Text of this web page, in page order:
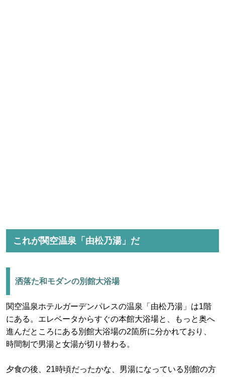
これが関空温泉「由松乃湯」だ
洒落た和モダンの別館大浴場
関空温泉ホテルガーデンパレスの温泉「由松乃湯」は1階
にある。エレベータからすぐの本館大浴場と、もっと奥へ
進んだところにある別館大浴場の2箇所に分かれており、
時間制で男湯と女湯が切り替わる。
夕食の後、21時頃だったかな、男湯になっている別館の方